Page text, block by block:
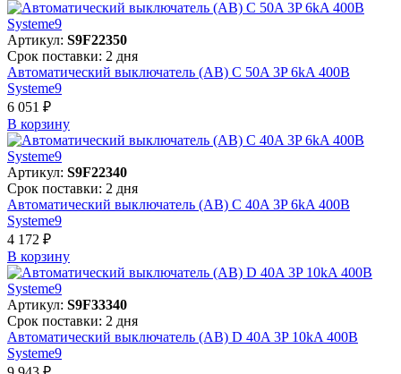
Артикул: S9F22350
Срок поставки: 2 дня
Автоматический выключатель (АВ) C 50A 3P 6kA 400В
Systeme9
6 051 ₽
В корзинy
Артикул: S9F22340
Срок поставки: 2 дня
Автоматический выключатель (АВ) C 40A 3P 6kA 400В
Systeme9
4 172 ₽
В корзинy
Артикул: S9F33340
Срок поставки: 2 дня
Автоматический выключатель (АВ) D 40A 3P 10kA 400В
Systeme9